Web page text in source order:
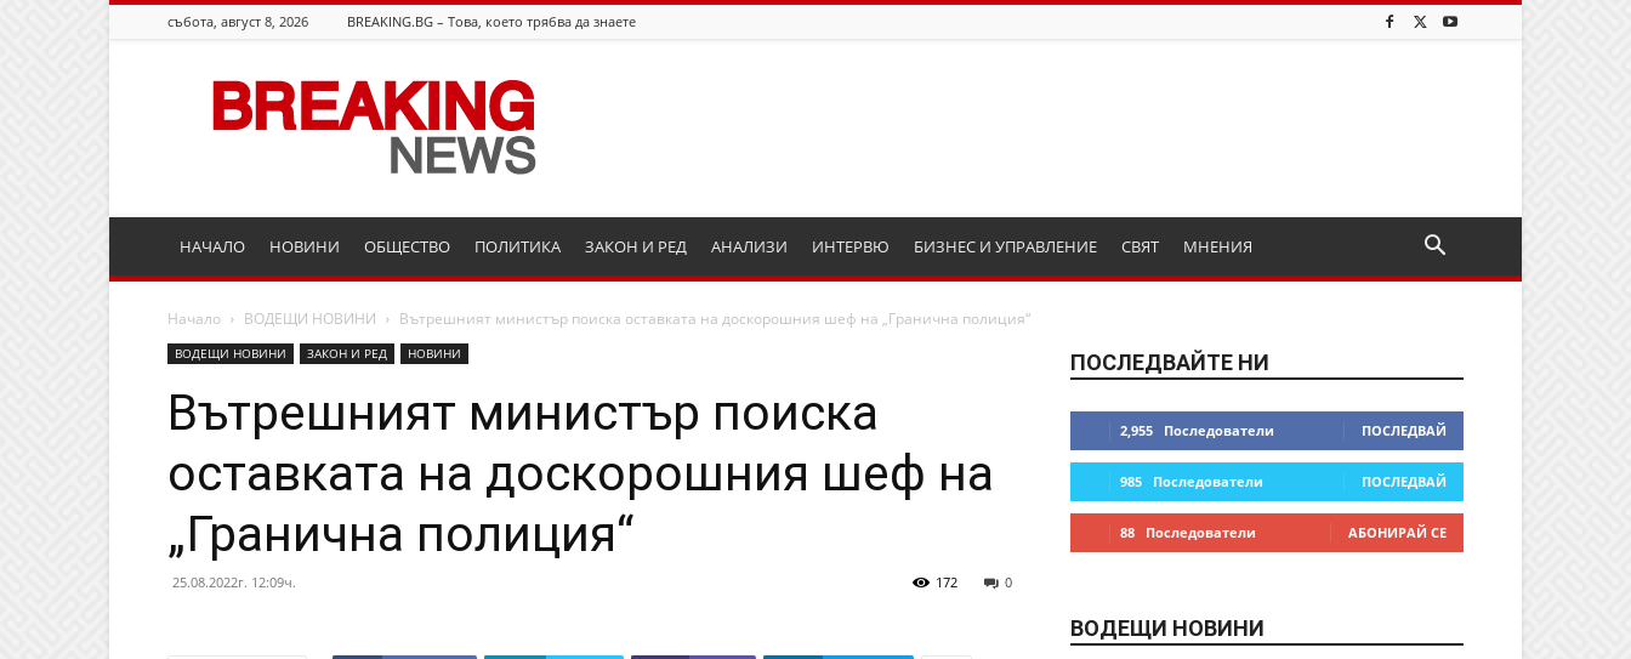
събота, август 8, 2026 BREAKING.BG – Това, което трябва да знаете
Breaking.bg
НАЧАЛО НОВИНИ ОБЩЕСТВО ПОЛИТИКА ЗАКОН И РЕД АНАЛИЗИ ИНТЕРВЮ БИЗНЕС И УПРАВЛЕНИЕ СВЯТ МНЕНИЯ
Начало ВОДЕЩИ НОВИНИ Вътрешният министър поиска оставката на доскорошния шеф на „Гранична полиция“
ВОДЕЩИ НОВИНИ ЗАКОН И РЕД НОВИНИ
Вътрешният министър поиска
оставката на доскорошния шеф на
„Гранична полиция“
25.08.2022г. 12:09ч. 0
172
ПОСЛЕДВАЙТЕ НИ
2,955 Последователи ПОСЛЕДВАЙ
985 Последователи ПОСЛЕДВАЙ
88 Последователи АБОНИРАЙ СЕ
ВОДЕЩИ НОВИНИ